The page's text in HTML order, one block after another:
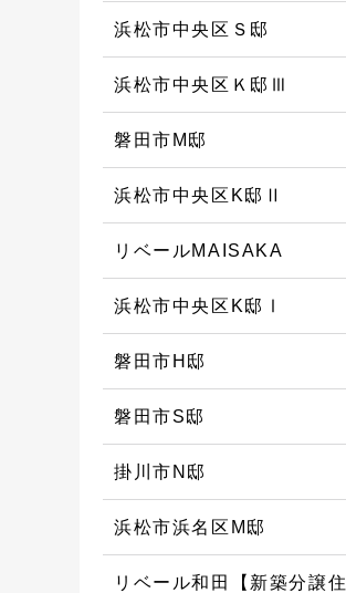
浜松市中央区Ｓ邸
浜松市中央区Ｋ邸Ⅲ
磐田市M邸
浜松市中央区K邸Ⅱ
リベールMAISAKA
浜松市中央区K邸Ⅰ
磐田市H邸
磐田市S邸
掛川市N邸
浜松市浜名区M邸
リベール和田【新築分譲住